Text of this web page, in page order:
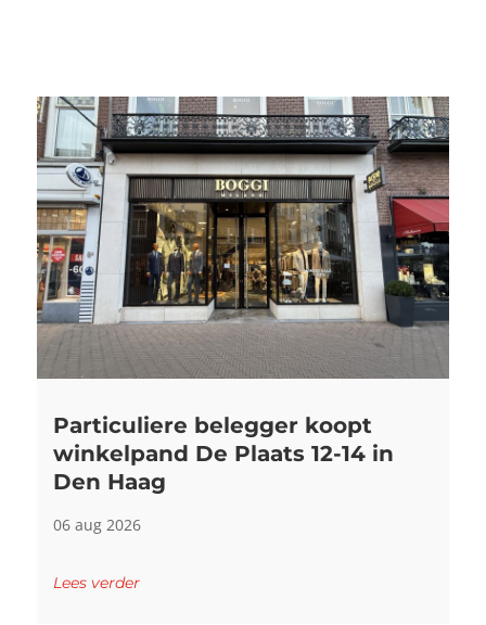
Particuliere belegger koopt
winkelpand De Plaats 12-14 in
Den Haag
06 aug 2026
Lees verder